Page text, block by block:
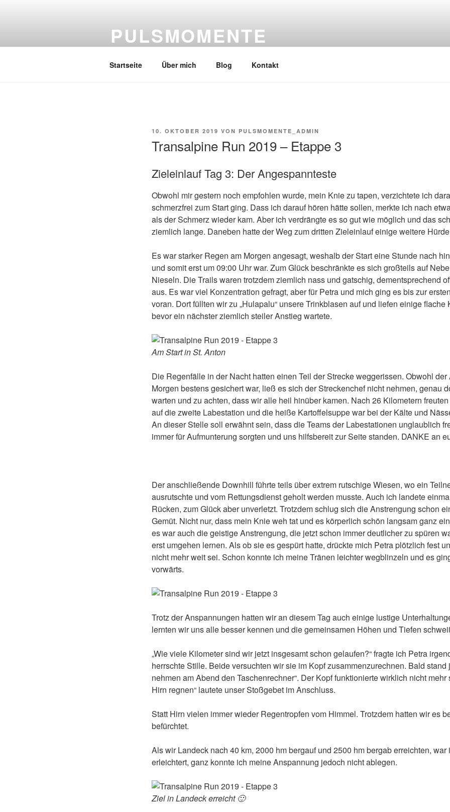
PULSMOMENTE
Startseite Über mich Blog Kontakt
VERÖFFENTLICHT
10. OKTOBER 2019 VON PULSMOMENTE_ADMIN
Transalpine Run 2019 – Etappe 3
Zieleinlauf Tag 3: Der Angespannteste
Obwohl mir gestern noch empfohlen wurde, mein Knie zu tapen, verzichtete ich
schmerzfrei zum Start ging. Dass ich darauf hören hätte sollen, merkte ich nach
als der Schmerz wieder kam. Aber ich verdrängte es so gut wie möglich und das
ziemlich lange. Daneben hatte der Weg zum dritten Zieleinlauf einige weitere
Es war starker Regen am Morgen angesagt, weshalb der Start eine Stunde nach
und somit erst um 09:00 Uhr war. Zum Glück beschränkte es sich großteils auf
Nieseln. Die Trails waren trotzdem ziemlich nass und gatschig, dementsprechend
aus. Es war viel Konzentration gefragt, aber für Petra und mich ging es bis zur
voran. Dort füllten wir zu „Hulapalu“ unsere Trinkblasen auf und liefen einige flache
bevor ein nächster ziemlich steiler Anstieg wartete.
Am Start in St. Anton
Die Regenfälle in der Nacht hatten einen Teil der Strecke weggerissen. Obwohl der
Morgen bestens gesichert war, ließ es sich der Streckenchef nicht nehmen, genau
warten und zu achten, dass wir alle heil hinüber kamen. Nach 26 Kilometern
auf die zweite Labestation und die heiße Kartoffelsuppe war bei der Kälte und
An dieser Stelle soll erwähnt sein, dass die Teams der Labestationen unglaublich
immer für Aufmunterung sorgten und uns hilfsbereit zur Seite standen. DANKE an
Der anschließende Downhill führte teils über extrem rutschige Wiesen, wo ein
ausrutschte und vom Rettungsdienst geholt werden musste. Auch ich landete
Rücken, zum Glück aber unverletzt. Trotzdem schlug sich die Anstrengung schon
Gemüt. Nicht nur, dass mein Knie weh tat und es körperlich schön langsam ganz
es war auch die geistige Anstrengung, die jetzt schon immer deutlicher zu spüren
erst umgehen lernen. Als ob sie es gespürt hatte, drückte mich Petra plötzlich fest
nicht mehr weit sei. Schon konnte ich meine Tränen leichter wegblinzeln und es
vorwärts.
Trotz der Anspannungen hatten wir an diesem Tag auch einige lustige
lernten wir uns alle besser kennen und die gemeinsamen Höhen und Tiefen
„Wie viele Kilometer sind wir jetzt insgesamt schon gelaufen?“ fragte ich Petra
herrschte Stille. Beide versuchten wir sie im Kopf zusammenzurechnen. Bald stand
nehmen am Abend den Taschenrechner“. Der Kopf funktionierte wirklich nicht mehr
Hirn regnen“ lautete unser Stoßgebet im Anschluss.
Statt Hirn vielen immer wieder Regentropfen vom Himmel. Trotzdem hatten wir es
befürchtet.
Als wir Landeck nach 40 km, 2000 hm bergauf und 2500 hm bergab erreichten, war
erleichtert, ganz konnte ich meine Anspannung jedoch nicht ablegen.
Ziel in Landeck erreicht 🙂